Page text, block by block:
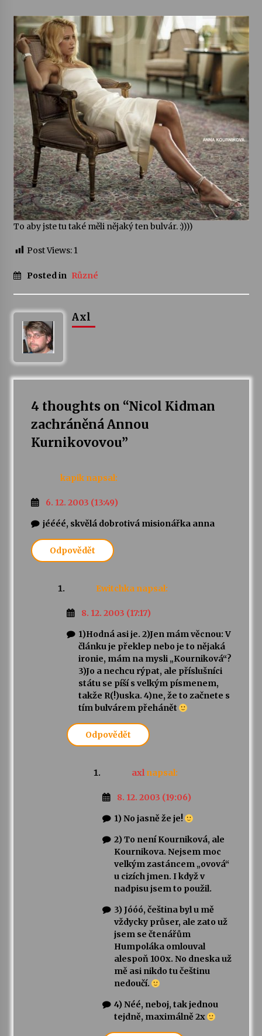
Varhanní recitál Michala Novenka v Klášteře
3. 7. 2026
Petr Adamec – Malovaný svět
30. 6. 2026
To aby jste tu také měli nějaký ten bulvár. :))))
Post Views: 1
Posted in Různé
Axl
4 thoughts on “Nicol Kidman
zachráněná Annou
Kurnikovovou”
kapik napsal:
6. 12. 2003 (13:49)
jéééé, skvělá dobrotivá misionářka anna
Odpovědět
Ewitchka napsal:
8. 12. 2003 (17:17)
1)Hodná asi je. 2)Jen mám věcnou: V
článku je překlep nebo je to nějaká
ironie, mám na mysli „Kourniková“?
3)Jo a nechcu rýpat, ale příslušníci
státu se píší s velkým písmenem,
takže R(!)uska. 4)ne, že to začnete s
tím bulvárem přehánět
Odpovědět
axl napsal:
8. 12. 2003 (19:06)
1) No jasně že je!
2) To není Kourniková, ale
Kournikova. Nejsem moc
velkým zastáncem „ovová“
u cizích jmen. I když v
nadpisu jsem to použil.
3) Jóóó, čeština byl u mě
vždycky průser, ale zato už
jsem se čtenářům
Humpoláka omlouval
alespoň 100x. No dneska už
mě asi nikdo tu češtinu
nedoučí.
4) Néé, neboj, tak jednou
tejdně, maximálně 2x